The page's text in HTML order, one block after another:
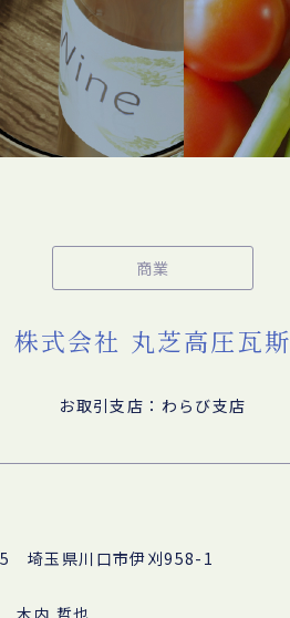
商業
株式会社 丸芝高圧瓦斯
お取引支店：わらび支店
埼玉県川口市伊刈958-1
木内 哲也